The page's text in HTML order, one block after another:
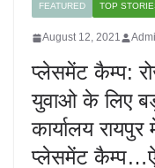
FEATURED TOP
August 12, 2021
प्लेसमेंट कैम्प:
युवाओ के लिए
कार्यालय
प्लेसमेंट